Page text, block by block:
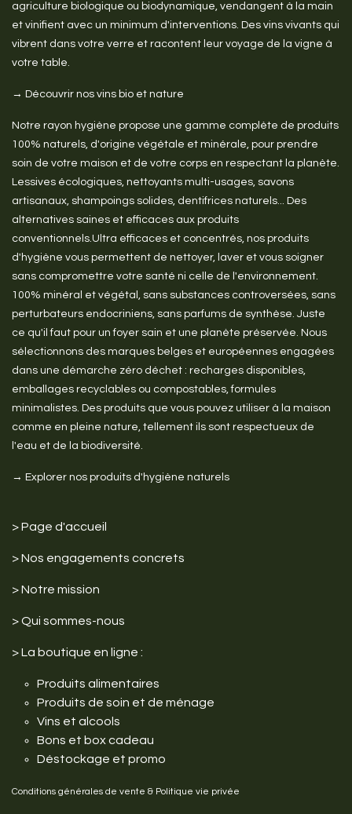
agriculture biologique ou biodynamique, vendangent à la main
et vinifient avec un minimum d'interventions. Des vins vivants qui
vibrent dans votre verre et racontent leur voyage de la vigne à
votre table.
→ Découvrir nos vins bio et nature
Notre rayon hygiène propose une gamme complète de produits
100% naturels, d'origine végétale et minérale, pour prendre
soin de votre maison et de votre corps en respectant la planète.
Lessives écologiques, nettoyants multi-usages, savons
artisanaux, shampoings solides, dentifrices naturels... Des
alternatives saines et efficaces aux produits
conventionnels.Ultra efficaces et concentrés, nos produits
d'hygiène vous permettent de nettoyer, laver et vous soigner
sans compromettre votre santé ni celle de l'environnement.
100% minéral et végétal, sans substances controversées, sans
perturbateurs endocriniens, sans parfums de synthèse. Juste
ce qu'il faut pour un foyer sain et une planète préservée. Nous
sélectionnons des marques belges et européennes engagées
dans une démarche zéro déchet : recharges disponibles,
emballages recyclables ou compostables, formules
minimalistes. Des produits que vous pouvez utiliser à la maison
comme en pleine nature, tellement ils sont respectueux de
l'eau et de la biodiversité.
→ Explorer nos produits d'hygiène naturels
>Page d'accueil
> Nos engagements concrets
>Notre mission
>Qui sommes-nous
>La boutique en ligne :
Produits alimentaires
Produits de soin et de ménage
Vins et alcools
Bons et box cadeau
Déstockage et promo
Conditions générales de vente & Politique vie privée